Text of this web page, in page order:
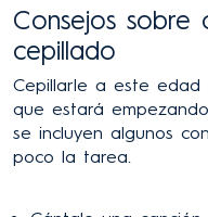
Consejos sobre
cepillado
Cepillarle a este edad
que estará
se incluyen algunos
poco la tarea.